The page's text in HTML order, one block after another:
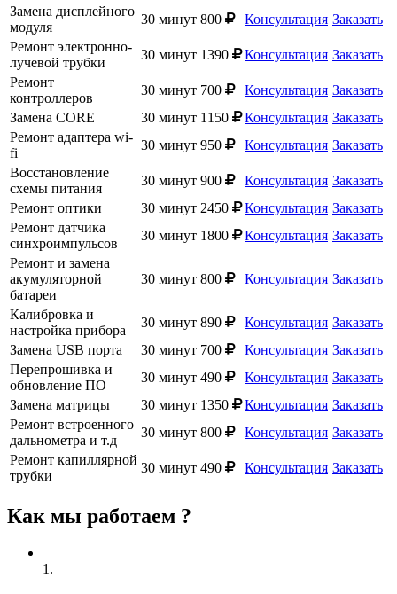
Замена дисплейного
модуля
30 минут 800 Консультация Заказать
Ремонт электронно-
лучевой трубки
30 минут 1390 Консультация Заказать
Ремонт
контроллеров
30 минут 700 Консультация Заказать
Замена CORE
30 минут 1150 Консультация Заказать
Ремонт адаптера wi-
fi
30 минут 950 Консультация Заказать
Восстановление
схемы питания
30 минут 900 Консультация Заказать
Ремонт оптики
30 минут 2450 Консультация Заказать
Ремонт датчика
синхроимпульсов
30 минут 1800 Консультация Заказать
Ремонт и замена
акумуляторной
батареи
30 минут 800 Консультация Заказать
Калибровка и
настройка прибора
30 минут 890 Консультация Заказать
Замена USB порта
30 минут 700 Консультация Заказать
Перепрошивка и
обновление ПО
30 минут 490 Консультация Заказать
Замена матрицы
30 минут 1350 Консультация Заказать
Ремонт встроенного
дальнометра и т.д
30 минут 800 Консультация Заказать
Ремонт капиллярной
трубки
30 минут 490 Консультация Заказать
Как мы работаем ?
1.